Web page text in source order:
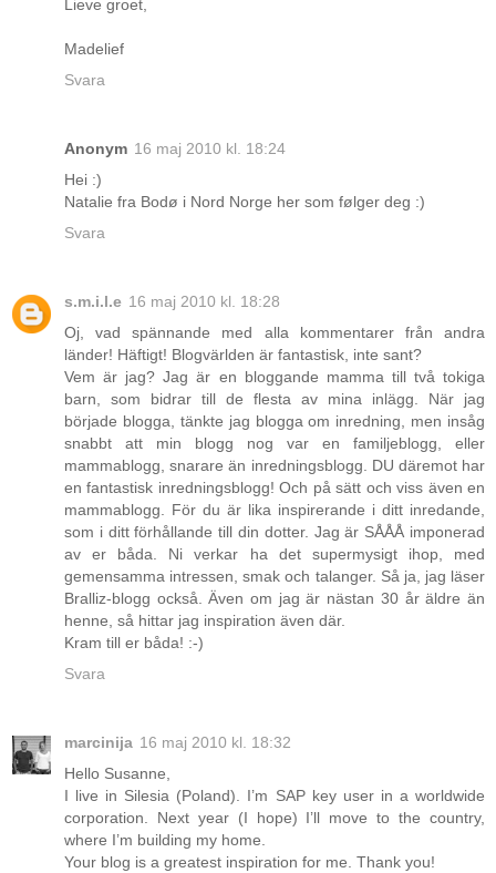
Lieve groet,
Madelief
Svara
Anonym 16 maj 2010 kl. 18:24
Hei :)
Natalie fra Bodø i Nord Norge her som følger deg :)
Svara
s.m.i.l.e 16 maj 2010 kl. 18:28
Oj, vad spännande med alla kommentarer från andra
länder! Häftigt! Blogvärlden är fantastisk, inte sant?
Vem är jag? Jag är en bloggande mamma till två tokiga
barn, som bidrar till de flesta av mina inlägg. När jag
började blogga, tänkte jag blogga om inredning, men insåg
snabbt att min blogg nog var en familjeblogg, eller
mammablogg, snarare än inredningsblogg. DU däremot har
en fantastisk inredningsblogg! Och på sätt och viss även en
mammablogg. För du är lika inspirerande i ditt inredande,
som i ditt förhållande till din dotter. Jag är SÅÅÅ imponerad
av er båda. Ni verkar ha det supermysigt ihop, med
gemensamma intressen, smak och talanger. Så ja, jag läser
Bralliz-blogg också. Även om jag är nästan 30 år äldre än
henne, så hittar jag inspiration även där.
Kram till er båda! :-)
Svara
marcinija 16 maj 2010 kl. 18:32
Hello Susanne,
I live in Silesia (Poland). I’m SAP key user in a worldwide
corporation. Next year (I hope) I’ll move to the country,
where I’m building my home.
Your blog is a greatest inspiration for me. Thank you!